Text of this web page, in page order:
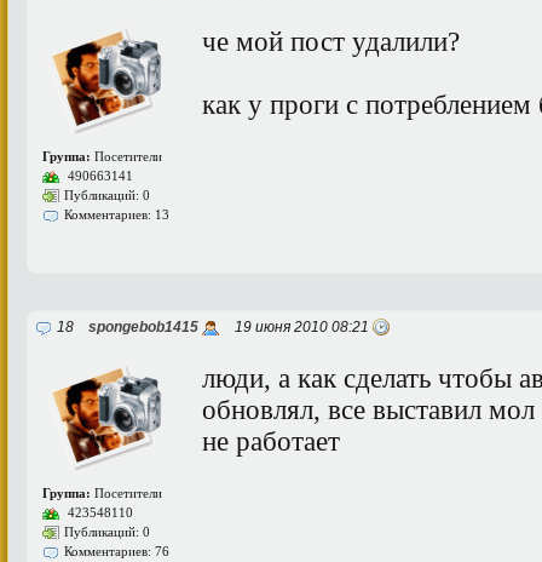
Группа: Посетители
490663141
Публикаций: 0
Комментариев: 13
че мой пост удалили?
как у проги с потреблением
18 spongebob1415 19 июня 2010 08:21
Группа: Посетители
423548110
Публикаций: 0
Комментариев: 76
люди, а как сделать чтобы
обновлял, все выставил
не работает